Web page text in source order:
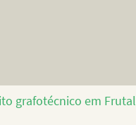
grafotécnico em Frutal